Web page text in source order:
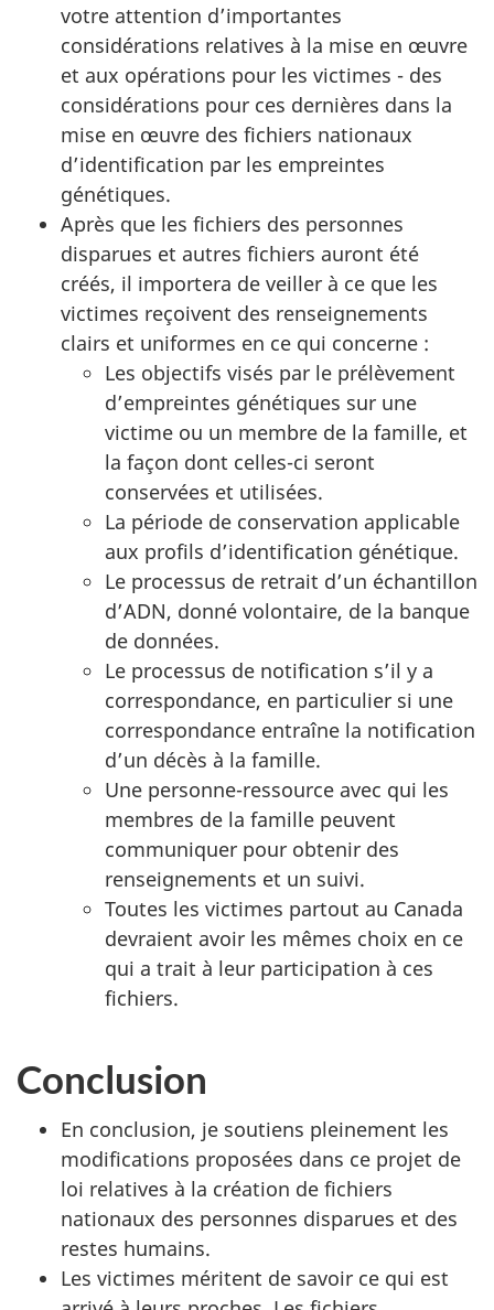
votre attention d’importantes
considérations relatives à la mise en œuvre
et aux opérations pour les victimes - des
considérations pour ces dernières dans la
mise en œuvre des fichiers nationaux
d’identification par les empreintes
génétiques.
Après que les fichiers des personnes
disparues et autres fichiers auront été
créés, il importera de veiller à ce que les
victimes reçoivent des renseignements
clairs et uniformes en ce qui concerne :
Les objectifs visés par le prélèvement
d’empreintes génétiques sur une
victime ou un membre de la famille, et
la façon dont celles-ci seront
conservées et utilisées.
La période de conservation applicable
aux profils d’identification génétique.
Le processus de retrait d’un échantillon
d’ADN, donné volontaire, de la banque
de données.
Le processus de notification s’il y a
correspondance, en particulier si une
correspondance entraîne la notification
d’un décès à la famille.
Une personne-ressource avec qui les
membres de la famille peuvent
communiquer pour obtenir des
renseignements et un suivi.
Toutes les victimes partout au Canada
devraient avoir les mêmes choix en ce
qui a trait à leur participation à ces
fichiers.
Conclusion
En conclusion, je soutiens pleinement les
modifications proposées dans ce projet de
loi relatives à la création de fichiers
nationaux des personnes disparues et des
restes humains.
Les victimes méritent de savoir ce qui est